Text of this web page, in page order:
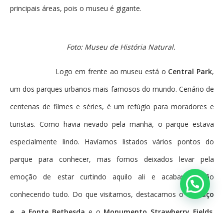
principais áreas, pois o museu é gigante.
Foto: Museu de História Natural.
Logo em frente ao museu está o Central Park,
um dos parques urbanos mais famosos do mundo. Cenário de
centenas de filmes e séries, é um refúgio para moradores e
turistas. Como havia nevado pela manhã, o parque estava
especialmente lindo. Havíamos listados vários pontos do
parque para conhecer, mas fomos deixados levar pela
emoção de estar curtindo aquilo ali e acabamos não
conhecendo tudo. Do que visitamos, destacamos oTerraço